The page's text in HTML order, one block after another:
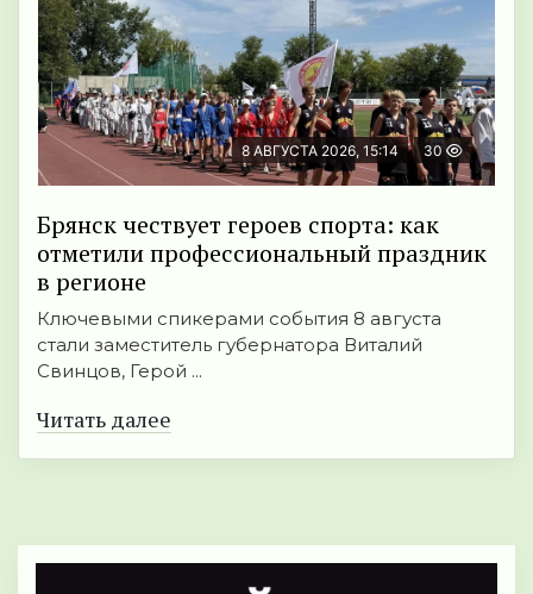
8 АВГУСТА 2026, 15:14 30
Брянск чествует героев спорта: как
отметили профессиональный праздник
в регионе
Ключевыми спикерами события 8 августа
стали заместитель губернатора Виталий
Свинцов, Герой ...
Читать далее